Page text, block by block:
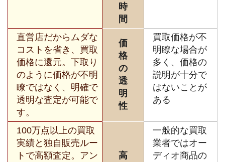
時
間
直営店だからムダな
コストを省き、買取
価格に還元。下取り
のように価格が不明
瞭ではなく、明確で
透明な査定が可能で
す。
価
格
の
透
明
性
買取価格が不
明瞭な場合が
多く、価格の
説明が十分で
はないことが
ある
100万点以上の買取
実績と独自販売ルー
トで高額査定。アン
高
一般的な買取
業者ではオー
ディオ商品の